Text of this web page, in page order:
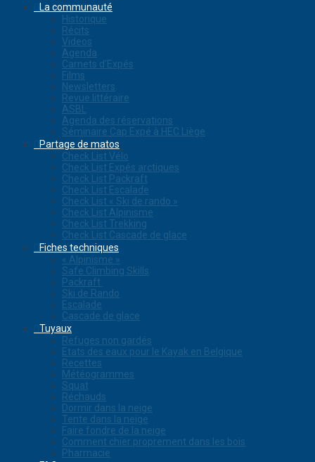
La communauté
Historique
Récits
Videos
Agenda
Carnets d’Expés
Films
Newsletters
Revue littéraire
ASBL
Agenda des réservations
Séminaire Cap Expé à HEC Liège
Partage de matos
Check List Vélo
Check List Expés arctiques
Check List Packraft
Check List Escalade
Check List « Ski de rando »
Check List Alpinisme
Check List Trekking
Check List Cascade de glace
Fiches techniques
« Alpinisme »
Safe Climbing Skills
Packraft
Ski de Rando
Escalade
Cascade de glace
Tuyaux
Refuges non gardés
Etats des eaux pour le Kayak en Belgique
Recettes
Météogrammes
Squat
Réchauds
Dormir dans la neige
Tente dans la neige
Faire fondre de la neige
Comment chier proprement dans les bois
Pharmacie